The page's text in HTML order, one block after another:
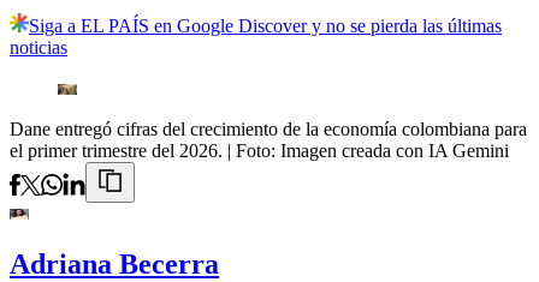
Siga a EL PAÍS en Google Discover y no se pierda las últimas
noticias
Dane entregó cifras del crecimiento de la economía colombiana para
el primer trimestre del 2026. | Foto: Imagen creada con IA Gemini
Adriana Becerra